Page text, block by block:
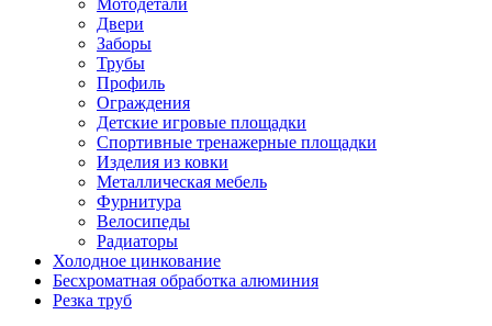
Двери
Заборы
Трубы
Профиль
Ограждения
Детские игровые площадки
Спортивные тренажерные площадки
Изделия из ковки
Металлическая мебель
Фурнитура
Велосипеды
Радиаторы
Холодное цинкование
Бесхроматная обработка алюминия
Резка труб